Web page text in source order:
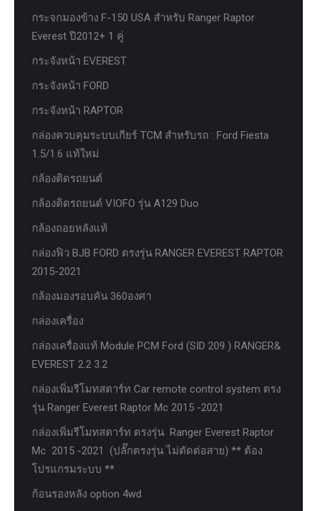
กระจกมองข้าง F-150 USA สำหรับ Ranger Raptor
Everest ปี2012+ 1 คู่
กระจังหน้า EVEREST
กระจังหน้า FORD
กระจังหน้า RAPTOR
กล่องควบคุมระบบเกียร์ TCM สำหรับรถ : Ford Fiesta
1.5/1.6 แท้ใหม่
กล้องติดรถยนต์
กล้องติดรถยนต์ VIOFO รุ่น A129 Duo
กล้องถอยหลังแท้
กล่องฟิว BJB FORD ตรงรุ่น RANGER EVEREST RAPTOR
2015-2021
กล้องมองรอบคัน 360องศา
กล่องเครื่อง
กล่องเครื่องแท้ Module PCM Ford (SID 209 ) RANGER&
EVEREST 2.2 3.2
กล่องเพิ่มรีโมทสตาร์ท Car remote control system ตรง
รุ่น Ranger Everest Raptor Mc 2015 -2021
กล่องเพิ่มรีโมทสตาร์ท ตรงรุ่น Ranger Everest Raptor
Mc 2015 -2021 (ปลั๊กตรงรุ่น ไม่ตัดต่อสาย) ** ต้อง
โปรแกรมระบบ **
ก้อนรองหลัง option 4wd